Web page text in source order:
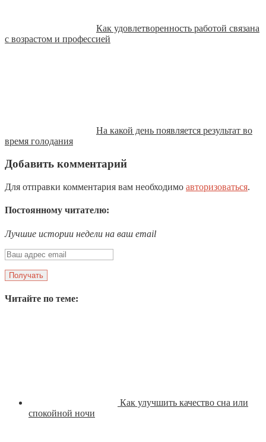
Как удовлетворенность работой связана
с возрастом и профессией
На какой день появляется результат во
время голодания
Добавить комментарий
Для отправки комментария вам необходимо авторизоваться.
Постоянному читателю:
Лучшие истории недели на ваш email
Читайте по теме:
Как улучшить качество сна или
спокойной ночи